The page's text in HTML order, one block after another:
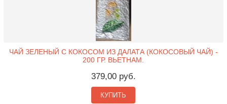
ЧАЙ ЗЕЛЕНЫЙ С КОКОСОМ ИЗ ДАЛАТА (КОКОСОВЫЙ ЧАЙ) -
200 ГР. ВЬЕТНАМ.
379,00 руб.
КУПИТЬ